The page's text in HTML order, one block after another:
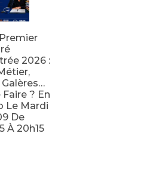
2026 :
Galères…
Faire ? En
Le Mardi
De
À 20h15